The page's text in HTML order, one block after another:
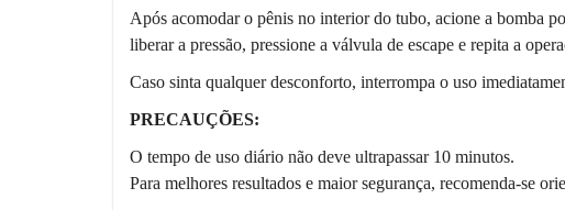
Após acomodar o pênis no interior do tubo, acione a bomba
liberar a pressão, pressione a válvula de escape e repita a
Caso sinta qualquer desconforto, interrompa o uso
PRECAUÇÕES:
O tempo de uso diário não deve ultrapassar 10 minutos.
Para melhores resultados e maior segurança, recomenda-se